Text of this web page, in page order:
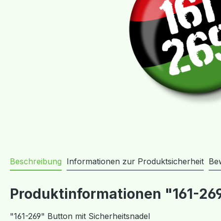
Beschreibung Informationen zur Produktsicherheit
Produktinformationen "161-
"161-269" Button mit Sicherheitsnadel